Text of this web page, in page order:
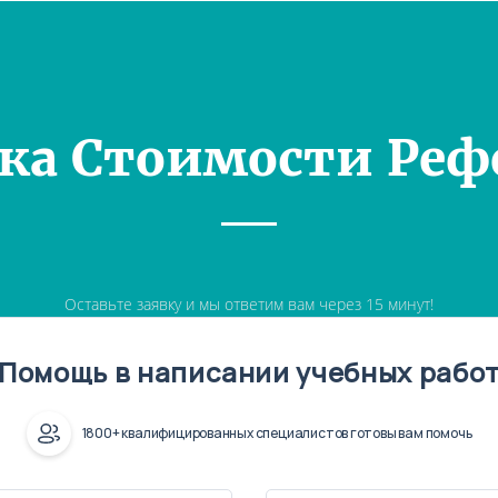
Стоимости
Оставьте заявку и мы ответим вам через 15 минут!
в написании учебных работ
1800+ квалифицированных специалистов готовы вам помочь